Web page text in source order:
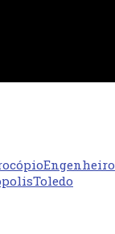
Engenheiro
Toledo